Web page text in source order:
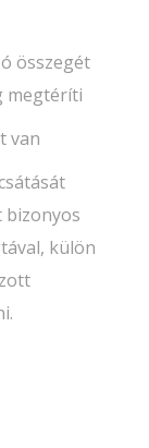
összegét
megtéríti
van
bizonyos
külön